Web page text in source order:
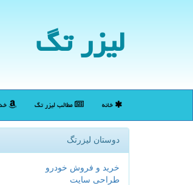
لیزر تگ
خانه مطالب لیزر تگ
دوستان لیزرتگ
خرید و فروش خودرو
طراحی سایت